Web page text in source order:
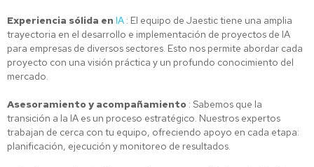
Experiencia sólida en IA : El equipo de Jaestic tiene una amplia
trayectoria en el desarrollo e implementación de proyectos de IA
para empresas de diversos sectores. Esto nos permite abordar cada
proyecto con una visión práctica y un profundo conocimiento del
mercado.
Asesoramiento y acompañamiento : Sabemos que la
transición a la IA es un proceso estratégico. Nuestros expertos
trabajan de cerca con tu equipo, ofreciendo apoyo en cada etapa:
planificación, ejecución y monitoreo de resultados.